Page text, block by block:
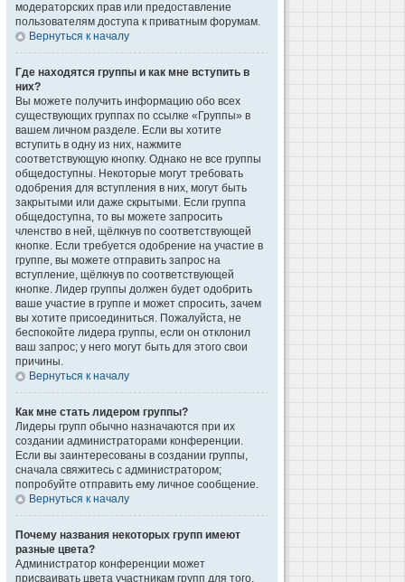
модераторских прав или предоставление
пользователям доступа к приватным форумам.
Вернуться к началу
Где находятся группы и как мне вступить в
них?
Вы можете получить информацию обо всех
существующих группах по ссылке «Группы» в
вашем личном разделе. Если вы хотите
вступить в одну из них, нажмите
соответствующую кнопку. Однако не все группы
общедоступны. Некоторые могут требовать
одобрения для вступления в них, могут быть
закрытыми или даже скрытыми. Если группа
общедоступна, то вы можете запросить
членство в ней, щёлкнув по соответствующей
кнопке. Если требуется одобрение на участие в
группе, вы можете отправить запрос на
вступление, щёлкнув по соответствующей
кнопке. Лидер группы должен будет одобрить
ваше участие в группе и может спросить, зачем
вы хотите присоединиться. Пожалуйста, не
беспокойте лидера группы, если он отклонил
ваш запрос; у него могут быть для этого свои
причины.
Вернуться к началу
Как мне стать лидером группы?
Лидеры групп обычно назначаются при их
создании администраторами конференции.
Если вы заинтересованы в создании группы,
сначала свяжитесь с администратором;
попробуйте отправить ему личное сообщение.
Вернуться к началу
Почему названия некоторых групп имеют
разные цвета?
Администратор конференции может
присваивать цвета участникам групп для того,